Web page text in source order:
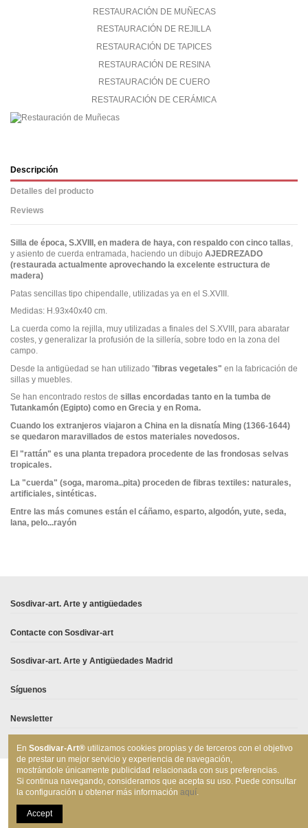
RESTAURACIÓN DE MUÑECAS
RESTAURACIÓN DE REJILLA
RESTAURACIÓN DE TAPICES
RESTAURACIÓN DE RESINA
RESTAURACIÓN DE CUERO
RESTAURACIÓN DE CERÁMICA
Descripción
Detalles del producto
Reviews
Silla de época, S.XVIII, en madera de haya, con respaldo con cinco tallas,
y asiento de cuerda entramada, haciendo un dibujo AJEDREZADO
(restaurada actualmente aprovechando la excelente estructura de
madera)
Patas sencillas tipo chipendalle, utilizadas ya en el S.XVIII.
Medidas: H.93x40x40 cm.
La cuerda como la rejilla, muy utilizadas a finales del S.XVIII, para abaratar
costes, y generalizar la profusión de la sillería, sobre todo en la zona del
campo.
Desde la antigüedad se han utilizado "fibras vegetales" en la fabricación de
sillas y muebles.
Se han encontrado restos de sillas encordadas tanto en la tumba de
Tutankamón (Egipto) como en Grecia y en Roma.
Cuando los extranjeros viajaron a China en la disnatía Ming (1366-1644)
se quedaron maravillados de estos materiales novedosos.
El "rattán" es una planta trepadora procedente de las frondosas selvas
tropicales.
La "cuerda" (soga, maroma..pita) proceden de fibras textiles: naturales,
artificiales, sintéticas.
Entre las más comunes están el cáñamo, esparto, algodón, yute, seda,
lana, pelo...rayón
Sosdivar-art. Arte y antigüedades
Contacte con Sosdivar-art
Sosdivar-art. Arte y Antigüedades Madrid
Síguenos
Newsletter
SOSDIVAR, S.L. 2021 © Todos los derechos reservados
En Sosdivar-Art® utilizamos cookies propias y de terceros con el objetivo
de prestar un mejor servicio y experiencia de navegación,
mostrándole únicamente publicidad relacionada con sus preferencias.
Si continua navegando, consideramos que acepta su uso. Puede consultar
la configuración u obtener más información aquí.
Accept